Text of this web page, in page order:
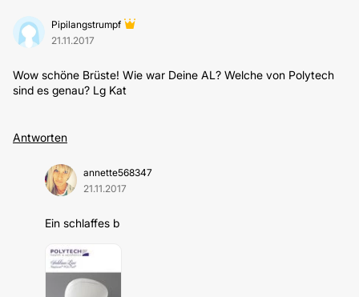
Pipilangstrumpf
21.11.2017
Wow schöne Brüste! Wie war Deine AL? Welche von Polytech
sind es genau? Lg Kat
Antworten
annette568347
21.11.2017
Ein schlaffes b